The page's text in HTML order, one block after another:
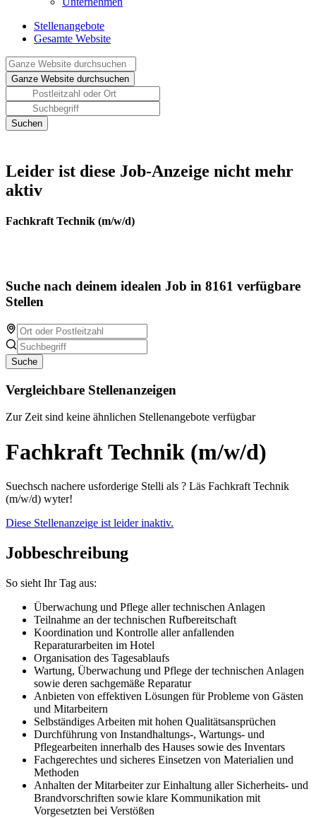
Stellenangebote
Gesamte Website
Leider ist diese Job-Anzeige nicht mehr
aktiv
Fachkraft Technik (m/w/d)
Suche nach deinem idealen Job in 8161 verfügbare
Stellen
Suche
Vergleichbare Stellenanzeigen
Zur Zeit sind keine ähnlichen Stellenangebote verfügbar
Fachkraft Technik (m/w/d)
Suechsch nachere usforderige Stelli als ? Läs Fachkraft Technik
(m/w/d) wyter!
Diese Stellenanzeige ist leider inaktiv.
Jobbeschreibung
So sieht Ihr Tag aus:
Überwachung und Pflege aller technischen Anlagen
Teilnahme an der technischen Rufbereitschaft
Koordination und Kontrolle aller anfallenden
Reparaturarbeiten im Hotel
Organisation des Tagesablaufs
Wartung, Überwachung und Pflege der technischen Anlagen
sowie deren sachgemäße Reparatur
Anbieten von effektiven Lösungen für Probleme von Gästen
und Mitarbeitern
Selbständiges Arbeiten mit hohen Qualitätsansprüchen
Durchführung von Instandhaltungs-, Wartungs- und
Pflegearbeiten innerhalb des Hauses sowie des Inventars
Fachgerechtes und sicheres Einsetzen von Materialien und
Methoden
Anhalten der Mitarbeiter zur Einhaltung aller Sicherheits- und
Brandvorschriften sowie klare Kommunikation mit
Vorgesetzten bei Verstößen